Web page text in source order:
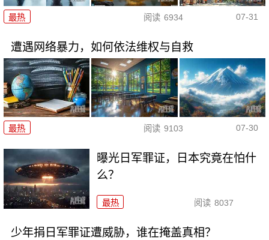
最热 阅读 6934 07-31
遭遇网络暴力，如何依法维权与自救
最热 阅读 9103 07-30
曝光日军罪证，日本究竟在怕什
么？
最热 阅读 8037
少年捐日军罪证遭威胁，谁在掩盖真相？